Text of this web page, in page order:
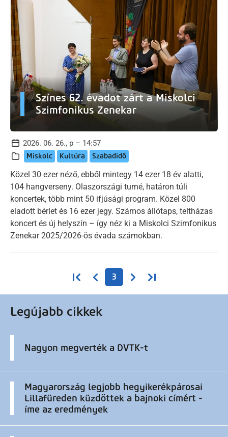
Színes 62. évadot zárt a Miskolci
Szimfonikus Zenekar
2026. 06. 26., p – 14:57
Miskolc Kultúra Szabadidő
Közel 30 ezer néző, ebből mintegy 14 ezer 18 év alatti,
104 hangverseny. Olaszországi turné, határon túli
koncertek, több mint 50 ifjúsági program. Közel 800
eladott bérlet és 16 ezer jegy. Számos állótaps, teltházas
koncert és új helyszín – így néz ki a Miskolci Szimfonikus
Zenekar 2025/2026-ös évada számokban.
OldalszámozásElső oldalElőző oldal
3 Következő oldal
Utolsó oldal
Legújabb cikkek
Nagyon megverték a DVTK-t
Magyarország legjobb hegyikerékpárosai
Lillafüreden küzdöttek a bajnoki címért -
íme az eredmények